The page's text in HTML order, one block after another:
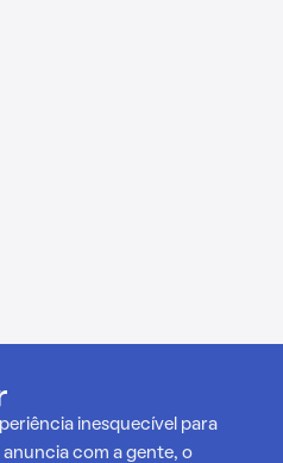
inesquecível para
com a gente, o